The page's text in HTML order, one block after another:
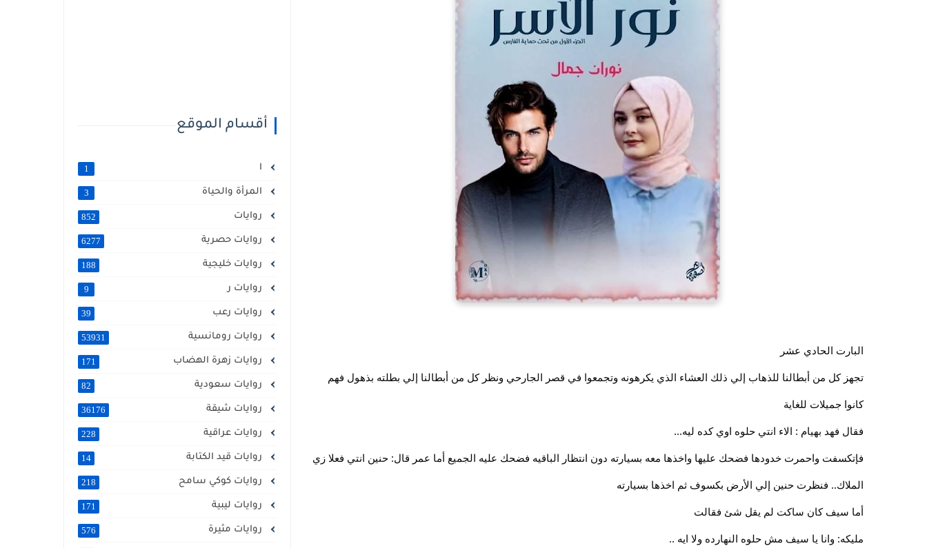
البارت الحادي عشر
تجهز كل من أبطالنا للذهاب إلي ذلك العشاء الذي يكرهونه وتجمعوا في قصر الجارحي ونظر كل من أبطالنا إلي بطلته بذهول فهم
كانوا جميلات للغاية
فقال فهد بهيام : الاء انتي حلوه اوي كده ليه...
فإتكسفت واحمرت خدودها فضحك عليها واخذها معه بسيارته دون انتظار الباقيه فضحك عليه الجميع أما عمر قال: حنين انتي فعلا زي
الملاك.. فنظرت حنين إلي الأرض بكسوف ثم اخذها بسيارته
أما سيف كان ساكت لم يقل شئ فقالت
مليكه: وانا يا سيف مش حلوه النهارده ولا ايه ..
أقسام الموقع
ا 1
المرأة والحياة 3
روايات 852
روايات حصرية 6277
روايات خليجية 188
روايات ر 9
روايات رعب 39
روايات رومانسية 53931
روايات زهرة الهضاب 171
روايات سعودية 82
روايات شيقة 36176
روايات عراقية 228
روايات قيد الكتابة 14
روايات كوكي سامح 218
روايات ليبية 171
روايات مثيرة 576